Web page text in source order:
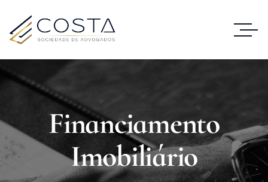
Financiamento
Imobiliário